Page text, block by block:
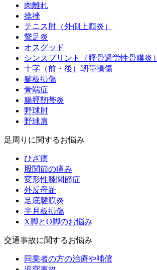
肉離れ
捻挫
テニス肘（外側上顆炎）
鵞足炎
オスグッド
シンスプリント（脛骨過労性骨膜炎）
十字（前・後）靭帯損傷
腱板損傷
骨端症
腸脛靭帯炎
野球肘
野球肩
足周りに関するお悩み
ひざ痛
股関節の痛み
変形性膝関節症
外反母趾
足底腱膜炎
半月板損傷
X脚とO脚のお悩み
交通事故に関するお悩み
同乗者の方の治療や補償